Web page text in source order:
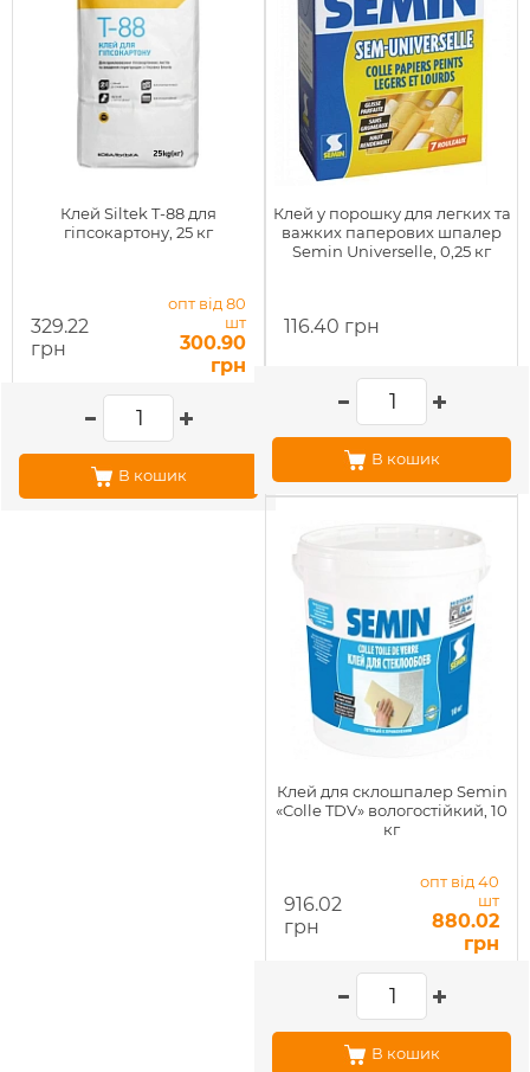
Клей Siltek T-88 для
гіпсокартону, 25 кг
329.22
грн
опт від 80
шт
300.90
грн
В кошик
Клей у порошку для легких та
важких паперових шпалер
Semin Universelle, 0,25 кг
116.40 грн
В кошик
Клей для склошпалер Semin
«Colle TDV» вологостійкий, 10
кг
916.02
грн
опт від 40
шт
880.02
грн
В кошик